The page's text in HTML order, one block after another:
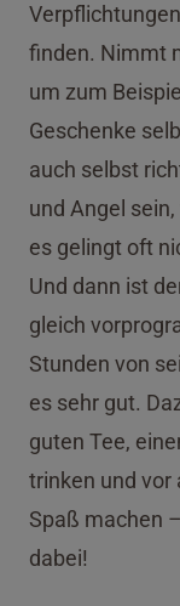
finden. Nimmt
um zum
Geschenke
auch selbst
und Angel
es gelingt oft
Und dann ist
gleich
Stunden von
es sehr gut.
guten Tee,
trinken und vor
Spaß machen
dabei!